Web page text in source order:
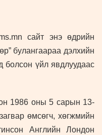
сайт энэ өдрийн
булангаараа дэлхийн
болсон үйл явдлуудаас
1986 оны 5 сарын 13-
өмсөгч, хөгжмийн
Английн Лондон